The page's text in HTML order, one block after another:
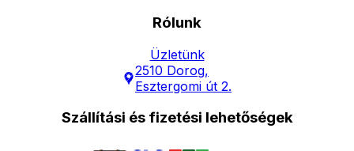
Rólunk
Üzletünk
2510 Dorog,
Esztergomi út 2.
Szállítási és fizetési lehetőségek